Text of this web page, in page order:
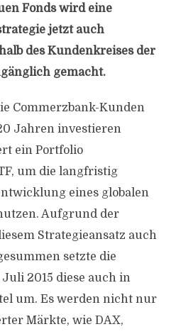
Fonds wird eine
jetzt auch
des Kundenkreises der
gemacht.
Commerzbank-Kunden
Jahren investieren
ein Portfolio
um die langfristig
eines globalen
Aufgrund der
Strategieansatz auch
setzte die
2015 diese auch in
um. Es werden nicht nur
Märkte, wie DAX,